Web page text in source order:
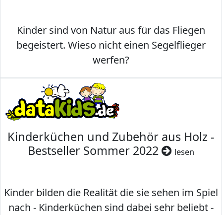
Kinder sind von Natur aus für das Fliegen
begeistert. Wieso nicht einen Segelflieger
werfen?
Kinderküchen und Zubehör aus Holz -
Bestseller Sommer 2022
lesen
Kinder bilden die Realität die sie sehen im Spiel
nach - Kinderküchen sind dabei sehr beliebt -